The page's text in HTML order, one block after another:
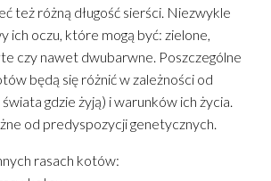
też różną długość sierści. Niezwykle
ich oczu, które mogą być: zielone,
czy nawet dwubarwne. Poszczególne
będą się różnić w zależności od
gdzie żyją) i warunków ich życia.
od predyspozycji genetycznych.
rasach kotów: